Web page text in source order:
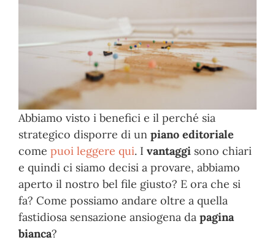
Abbiamo visto i benefici e il perché sia
strategico disporre di un piano editoriale
come puoi leggere qui. I vantaggi sono chiari
e quindi ci siamo decisi a provare, abbiamo
aperto il nostro bel file giusto? E ora che si
fa? Come possiamo andare oltre a quella
fastidiosa sensazione ansiogena da pagina
bianca?